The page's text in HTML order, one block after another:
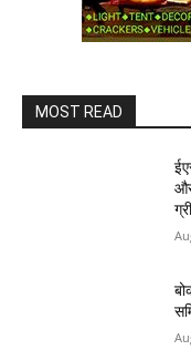
MOST READ